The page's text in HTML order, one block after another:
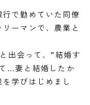
行で勤めていた同僚
ーマンで、農業と
出会って、”結婚す
…妻と結婚したか
学びはじめまし